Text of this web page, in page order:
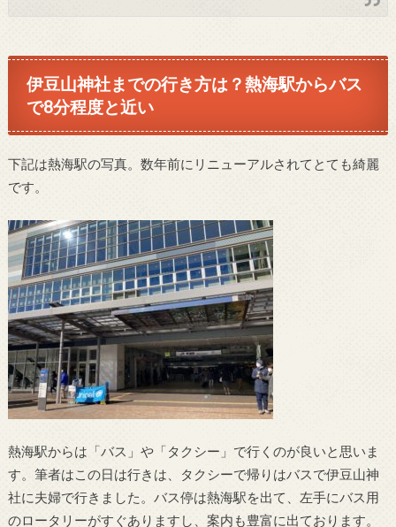
伊豆山神社までの行き方は？熱海駅からバス
で8分程度と近い
下記は熱海駅の写真。数年前にリニューアルされてとても綺麗
です。
熱海駅からは「バス」や「タクシー」で行くのが良いと思いま
す。筆者はこの日は行きは、タクシーで帰りはバスで伊豆山神
社に夫婦で行きました。バス停は熱海駅を出て、左手にバス用
のロータリーがすぐありますし、案内も豊富に出ております。